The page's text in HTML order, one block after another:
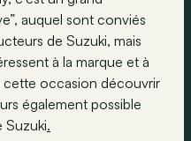
auquel sont conviés
de Suzuki, mais
à la marque et à
cette occasion découvrir
également possible
Suzuki.